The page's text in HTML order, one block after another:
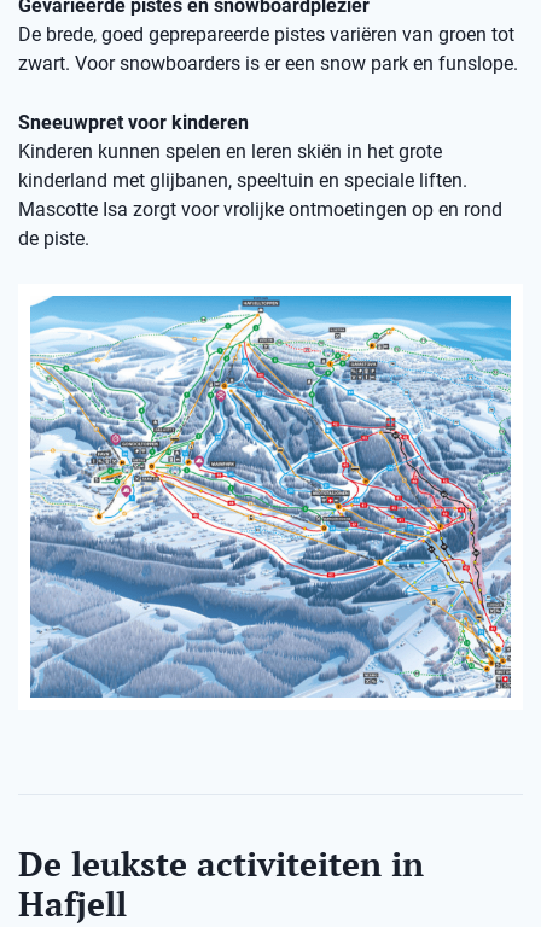
Gevarieerde pistes en snowboardplezier
De brede, goed geprepareerde pistes variëren van groen tot
zwart. Voor snowboarders is er een snow park en funslope.
Sneeuwpret voor kinderen
Kinderen kunnen spelen en leren skiën in het grote
kinderland met glijbanen, speeltuin en speciale liften.
Mascotte Isa zorgt voor vrolijke ontmoetingen op en rond
de piste.
De leukste activiteiten in
Hafjell